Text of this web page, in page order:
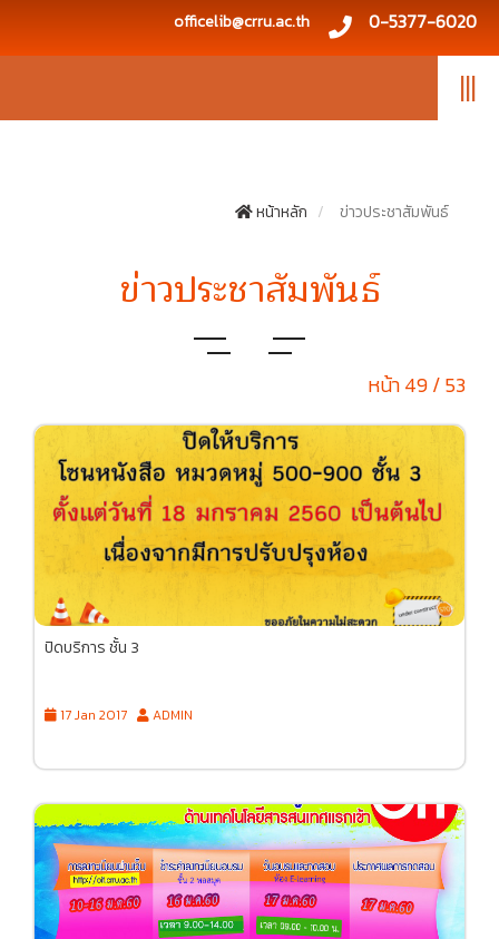
officelib@crru.ac.th 0-5377-6020
|||
หน้าหลัก ข่าวประชาสัมพันธ์
ข่าวประชาสัมพันธ์
หน้า 49 / 53
ปิดบริการ ชั้น 3
17 Jan 2017 ADMIN